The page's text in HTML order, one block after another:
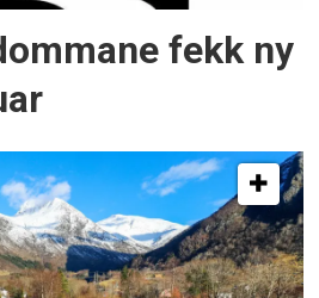
fekk ny